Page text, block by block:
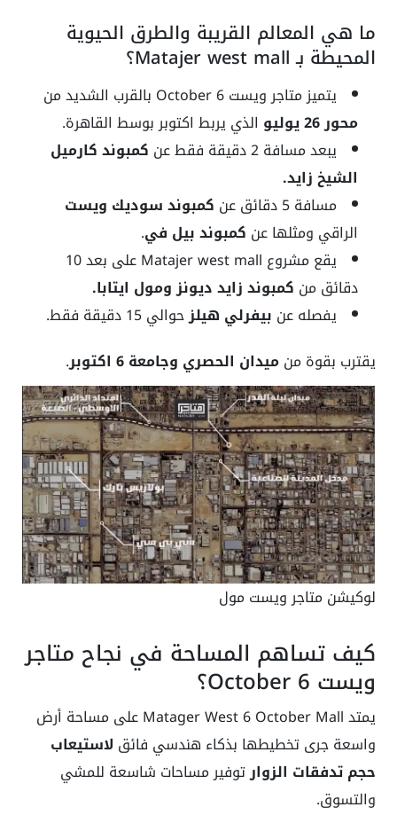
ما هي المعالم القريبة والطرق الحيوية
المحيطة بـ Matajer west mall؟
يتميز متاجر ويست 6 October بالقرب الشديد من
محور 26 يوليو
الذي يربط اكتوبر بوسط القاهرة.
يبعد مسافة 2 دقيقة فقط عن
كمبوند كارميل
الشيخ زايد.
مسافة 5 دقائق عن
كمبوند سوديك ويست
الراقي ومثلها عن كمبوند بيل في.
يقع مشروع Matajer west mall على بعد 10
دقائق من كمبوند زايد ديونز ومول ايتابا.
يفصله عن بيفرلي هيلزحوالي 15 دقيقة فقط.
يقترب بقوة منميدان الحصري وجامعة 6 اكتوبر .
لوكيشن متاجر ويست مول
كيف تساهم المساحة في نجاح متاجر
ويست 6 October؟
يمتد Matager West 6 October Mall على مساحة أرض
واسعة جرى تخطيطها بذكاء هندسي فائق لاستيعاب
حجم تدفقات الزوارتوفير مساحات شاسعة للمشي
والتسوق.